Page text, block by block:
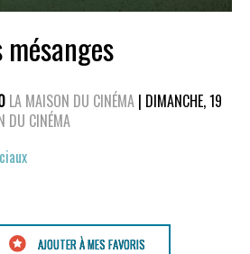
LA MAISON DU CINÉMA | DIMANCHE, 19
DU CINÉMA
AJOUTER À MES FAVORIS